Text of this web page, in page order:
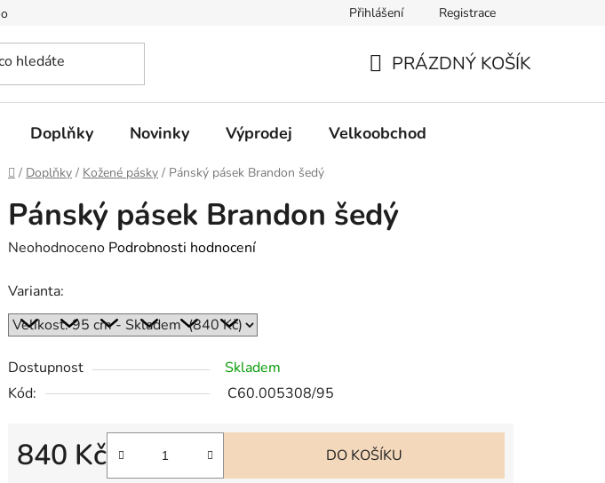
Přihlášení Registrace
KOŠÍK
PRÁZDNÝ KOŠÍK
Doplňky Novinky Výprodej Velkoobchod
Domů
/ Doplňky / Kožené pásky / Pánský pásek Brandon šedý
Pánský pásek Brandon šedý
Průměrné
produktu
je
0,0
z
5
Neohodnoceno Podrobnosti hodnocení
Varianta:
Dostupnost
Skladem
Kód:
C60.005308/95
840 Kč DO KOŠÍKU